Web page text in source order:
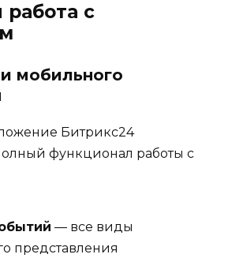
с
мобильного
Битрикс24
функционал работы с
— все виды
представления